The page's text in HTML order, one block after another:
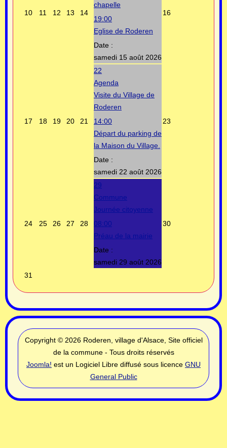
10 11 12 13 14
chapelle
19:00
Eglise de Roderen
Date :
samedi 15 août 2026
16
17 18 19 20 21
22
Agenda
Visite du Village de
Roderen
14:00
Départ du parking de
la Maison du Village.
Date :
samedi 22 août 2026
23
24 25 26 27 28
29
Commune
Journée citoyenne
08:00
Préau de la mairie
Date :
samedi 29 août 2026
30
31
Copyright © 2026 Roderen, village d'Alsace, Site officiel
de la commune - Tous droits réservés
Joomla! est un Logiciel Libre diffusé sous licence GNU
General Public